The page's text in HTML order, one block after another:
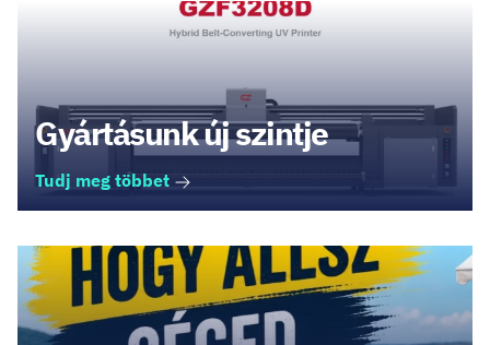
Gyártásunk új szintje
Tudj meg többet